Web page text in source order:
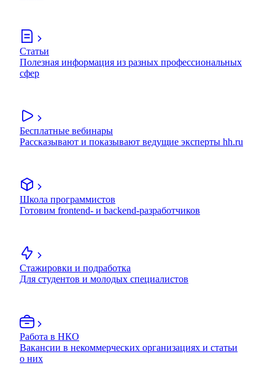
Статьи
Полезная информация из разных профессиональных
сфер
Бесплатные вебинары
Рассказывают и показывают ведущие эксперты hh.ru
Школа программистов
Готовим frontend- и backend-разработчиков
Стажировки и подработка
Для студентов и молодых специалистов
Работа в НКО
Вакансии в некоммерческих организациях и статьи
о них